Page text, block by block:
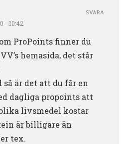
- 10:42
ProPoints finner du
hemasida, det står
så är det att du får en
dagliga propoints att
livsmedel kostar
är billigare än
tex.
SVARA